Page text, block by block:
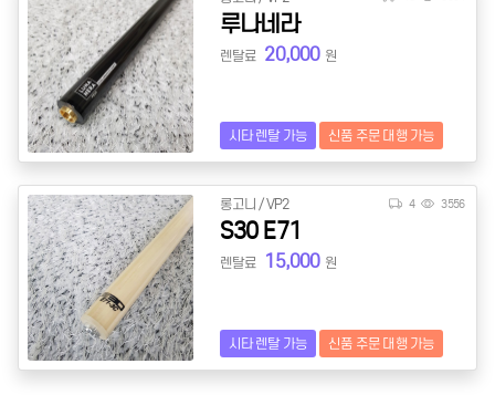
루나네라
렌탈료 20,000 원
시타 렌탈 가능 신품 주문 대행 가능
롱고니 / VP2
S30 E71
렌탈료 15,000 원
4 3556
시타 렌탈 가능 신품 주문 대행 가능